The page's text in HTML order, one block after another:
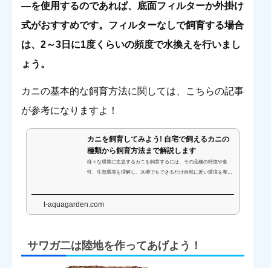
―を使用するのであれば、底面フィルターか外掛け
式がおすすめです。フィルターなしで飼育する場合
は、2～3日に1度くらいの頻度で水換えを行いまし
ょう。
カニの基本的な飼育方法に関しては、こちらの記事
が参考になりますよ！
カニを飼育してみよう! 自宅で飼えるカニの
種類から飼育方法まで解説します
様々な環境に生息するカニを飼育するには、その品種の特徴や食
性、生息環境を理解し、水槽でもできるだけ自然に近い環境を整え
t-aquagarden.com
サワガ二は陸地を作ってあげよう！